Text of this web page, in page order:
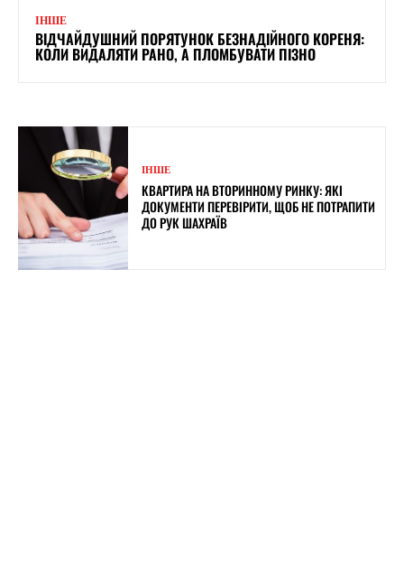
ІНШЕ
ВІДЧАЙДУШНИЙ ПОРЯТУНОК БЕЗНАДІЙНОГО КОРЕНЯ:
КОЛИ ВИДАЛЯТИ РАНО, А ПЛОМБУВАТИ ПІЗНО
ІНШЕ
КВАРТИРА НА ВТОРИННОМУ РИНКУ: ЯКІ
ДОКУМЕНТИ ПЕРЕВІРИТИ, ЩОБ НЕ ПОТРАПИТИ
ДО РУК ШАХРАЇВ